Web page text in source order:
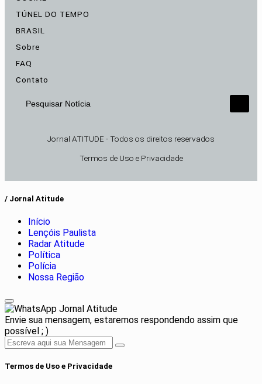
TÚNEL DO TEMPO
BRASIL
Sobre
FAQ
Contato
Pesquisar Notícia
Jornal ATITUDE - Todos os direitos reservados
Termos de Uso e Privacidade
/ Jornal Atitude
Início
Lençóis Paulista
Radar Atitude
Política
Polícia
Nossa Região
Jornal Atitude
Envie sua mensagem, estaremos respondendo assim que
possível ; )
Termos de Uso e Privacidade